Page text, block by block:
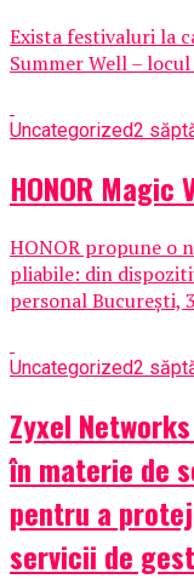
Exista festivaluri la
Summer Well –
Uncategorized2
HONOR
HONOR propune o
pliabile: din
personal București,
Uncategorized2
Zyxel
în materie de
pentru a
servicii de